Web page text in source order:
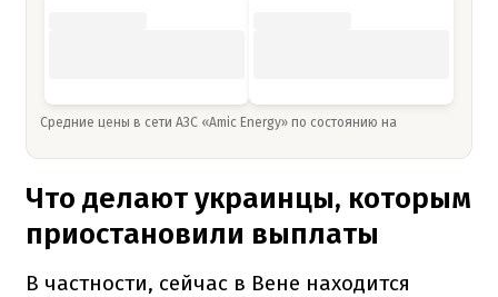
Средние цены в сети АЗС «Amic Energy» по состоянию на
Что делают украинцы, которым
приостановили выплаты
В частности, сейчас в Вене находится